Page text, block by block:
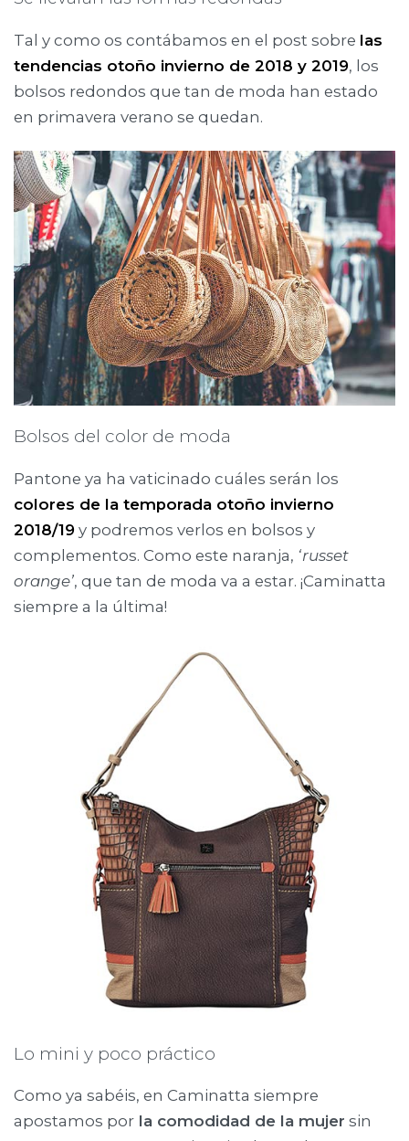
Tal y como os contábamos en el post sobre las
tendencias otoño invierno de 2018 y 2019, los
bolsos redondos que tan de moda han estado
en primavera verano se quedan.
Bolsos del color de moda
Pantone ya ha vaticinado cuáles serán los
colores de la temporada otoño invierno
2018/19 y podremos verlos en bolsos y
complementos. Como este naranja, ‘russet
orange’, que tan de moda va a estar. ¡Caminatta
siempre a la última!
Lo mini y poco práctico
Como ya sabéis, en Caminatta siempre
apostamos por la comodidad de la mujer sin